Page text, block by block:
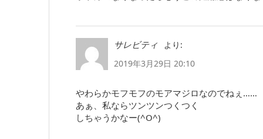
サレビティ
より:
2019年3月29日 20:10
やわらかモフモフのモアマジロなのでねぇ……
あぁ、私ならツンツンつくつく
しちゃうかなー(^O^)